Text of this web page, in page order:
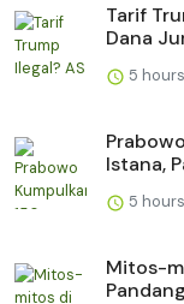
Tarif
Dana
5
Istana,
5
Mitos-